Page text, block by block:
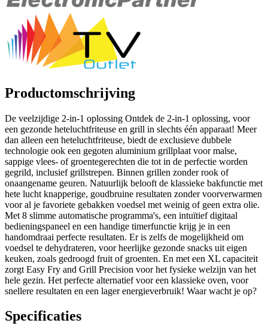
Productomschrijving
De veelzijdige 2-in-1 oplossing Ontdek de 2-in-1 oplossing, voor
een gezonde heteluchtfriteuse en grill in slechts één apparaat! Meer
dan alleen een heteluchtfriteuse, biedt de exclusieve dubbele
technologie ook een gegoten aluminium grillplaat voor malse,
sappige vlees- of groentegerechten die tot in de perfectie worden
gegrild, inclusief grillstrepen. Binnen grillen zonder rook of
onaangename geuren. Natuurlijk belooft de klassieke bakfunctie met
hete lucht knapperige, goudbruine resultaten zonder voorverwarmen
voor al je favoriete gebakken voedsel met weinig of geen extra olie.
Met 8 slimme automatische programma's, een intuïtief digitaal
bedieningspaneel en een handige timerfunctie krijg je in een
handomdraai perfecte resultaten. Er is zelfs de mogelijkheid om
voedsel te dehydrateren, voor heerlijke gezonde snacks uit eigen
keuken, zoals gedroogd fruit of groenten. En met een XL capaciteit
zorgt Easy Fry and Grill Precision voor het fysieke welzijn van het
hele gezin. Het perfecte alternatief voor een klassieke oven, voor
snellere resultaten en een lager energieverbruik! Waar wacht je op?
Specificaties